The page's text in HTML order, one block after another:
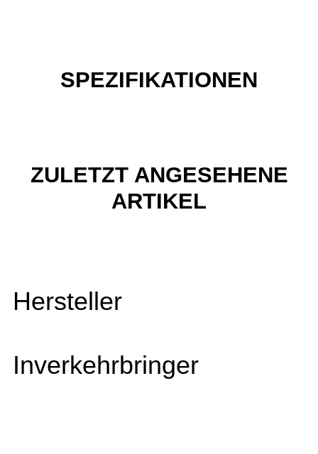
SPEZIFIKATIONEN
ZULETZT ANGESEHENE
ARTIKEL
Hersteller
Inverkehrbringer